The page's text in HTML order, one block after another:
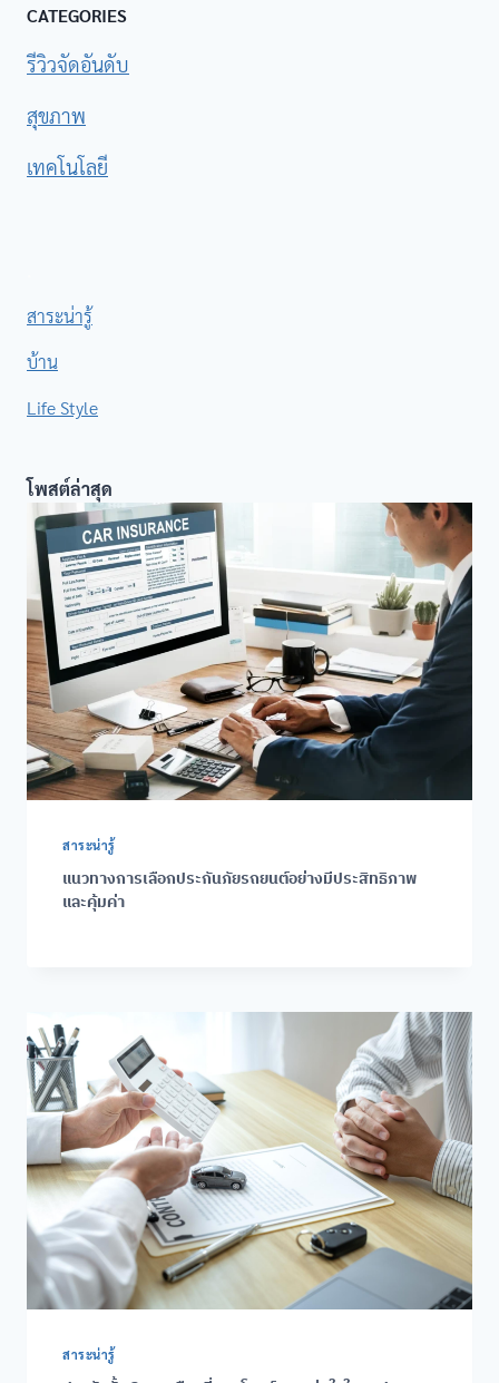
CATEGORIES
รีวิวจัดอันดับ
สุขภาพ
เทคโนโลยี
สาระน่ารู้
บ้าน
Life Style
โพสต์ล่าสุด
สาระน่ารู้
แนวทางการเลือกประกันภัยรถยนต์อย่างมีประสิทธิภาพ
และคุ้มค่า
สาระน่ารู้